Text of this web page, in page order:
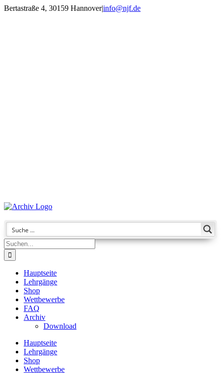
Zum
Bertastraße 4, 30159 Hannover|info@njf.de
Suche
nach:
Hauptseite
Lehrgänge
Shop
Wettbewerbe
FAQ
Archiv
Download
Hauptseite
Lehrgänge
Shop
Wettbewerbe